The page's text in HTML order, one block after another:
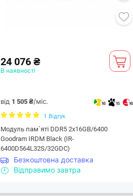
24 076 ₴
В наявності
від 1 505 ₴/міс. 16 15 16
1 Відгук
Модуль пам`ятi DDR5 2x16GB/6400
Goodram IRDM Black (IR-
6400D564L32S/32GDC)
Безкоштовна доставка
Відправимо завтра